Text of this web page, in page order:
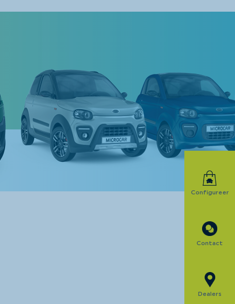
Configureer
Contact
Dealers